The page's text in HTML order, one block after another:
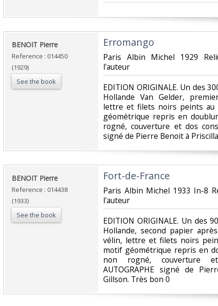
‎BENOIT Pierre‎
Reference : 014450
(1929)
See the book
‎Erromango‎
‎Paris Albin Michel 1929
l'auteur‎
‎EDITION ORIGINALE. Un des
Hollande Van Gelder,
lettre et filets noirs peints au
géométrique repris en
rogné, couverture et dos
signé de Pierre Benoit à
‎BENOIT Pierre‎
Reference : 014438
(1933)
See the book
‎Fort-de-France‎
‎Paris Albin Michel 1933 In-8
l'auteur‎
‎EDITION ORIGINALE. Un des
Hollande, second papier
vélin, lettre et filets noirs
motif géométrique repris en
non rogné, couverture
AUTOGRAPHE signé de
Gillson. Très bon 0‎